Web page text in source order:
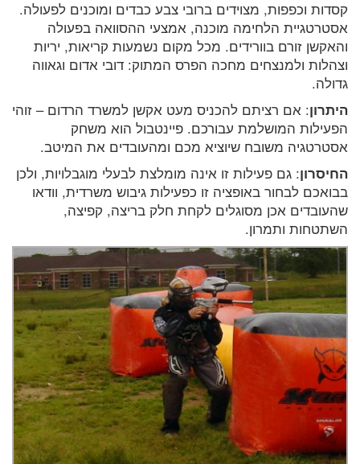
קסדות וכפפות, מצוידים ברובי צבע כבדים ומוכנים לפעולה.
אסטרטגיית הלחימה מוכנה, אמצעי ההסוואה בפעולה
והאקשן זורם בוורידים. מכל מקום נשמעות קריאות, יריות
וצהלות ולמנצחים מחכה הפרס המתוק: דובי אדום וגאווה
גדולה.
היתרון: אם רציתם להכניס מעט אקשן למשרד הרדום – זוהי
הפעילות המושלמת עבורכם. פיינטבול הוא משחק
אסטרטגיה משובח שיוציא מכם ומהעובדים את המיטב.
החיסרון: גם פעילות זו אינה מומלצת לבעלי מוגבלויות, ולכן
בבואכם לבחור באופציה זו כפעילות גיבוש משרדית, וודאו
שהעובדים אכן מסוגלים לקחת חלק בריצה, קפיצה,
השתטחות ותמרון.